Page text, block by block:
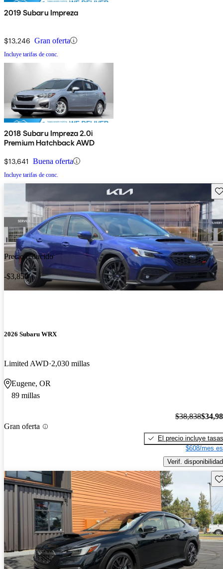
2019 Subaru Impreza
$13,246 Gran oferta
Incluye tarifas de conc.
2018 Subaru Impreza 2.0i
Premium Hatchback AWD
$13,641 Buena oferta
Incluye tarifas de conc.
Precio reducido
-$3,850
2026 Subaru WRX
Limited AWD 2,030 millas
Eugene, OR
89 millas
Gran oferta
$38,838
El precio incluye tasas
$608/mes
Verif. disponibilidad